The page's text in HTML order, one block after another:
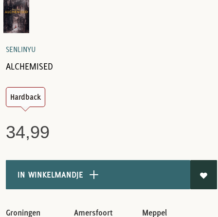
SENLINYU
ALCHEMISED
Hardback
34,99
IN WINKELMANDJE
Groningen Amersfoort Meppel